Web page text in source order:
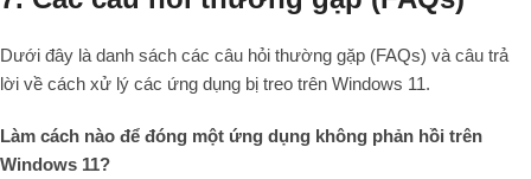
Dưới đây là danh sách các câu hỏi thường gặp (FAQs) và câu trả
lời về cách xử lý các ứng dụng bị treo trên Windows 11.
Làm cách nào để đóng một ứng dụng không phản hồi trên
Windows 11?